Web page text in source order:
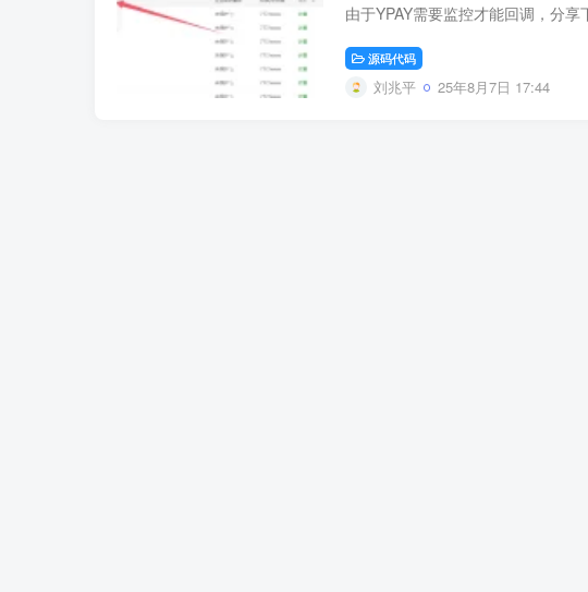
源码代码
刘兆平 25年8月7日 17:44